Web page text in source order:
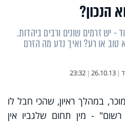
הנכון?
- יש זרמים שונים ורבים ביהדות.
או רע? ואיך נדע מה הזרם
|
26.10.13
|
23:32
במהלך ראיון, שהכי חבל לו
- מין תחום שלגביו אין